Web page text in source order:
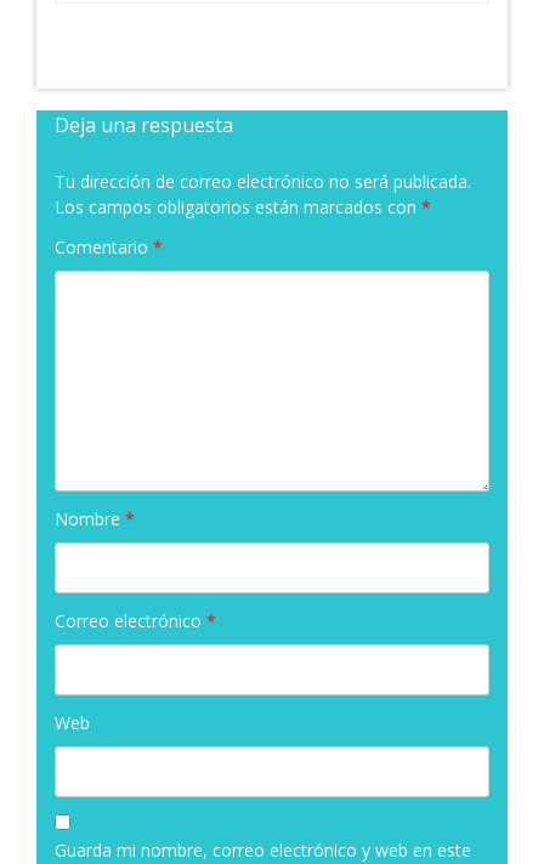
Deja una respuesta
Tu dirección de correo electrónico no será publicada.
Los campos obligatorios están marcados con *
Comentario *
Nombre *
Correo electrónico *
Web
Guarda mi nombre, correo electrónico y web en este